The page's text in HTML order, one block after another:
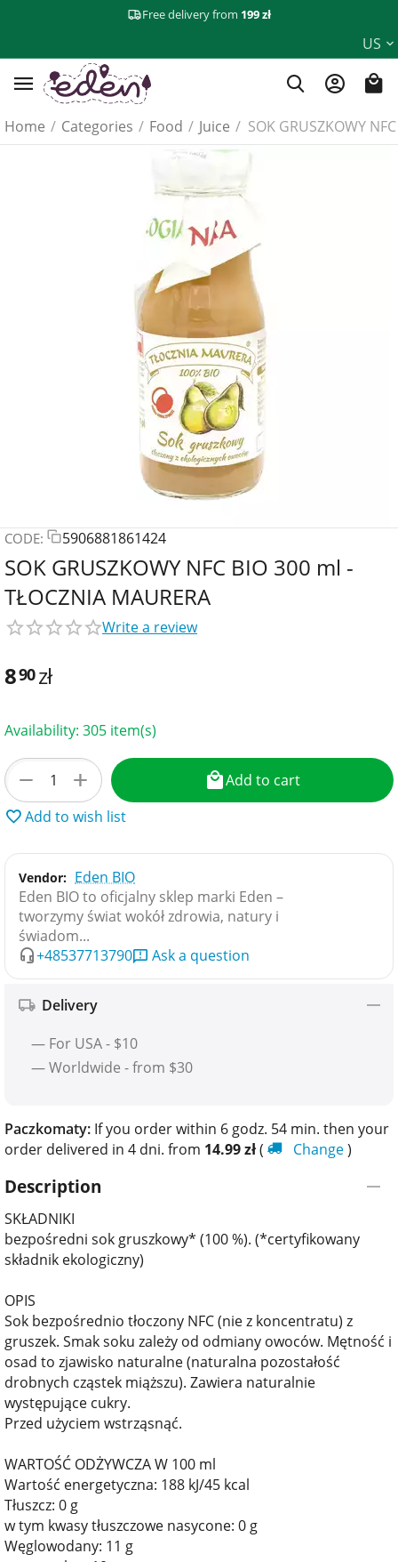
Free delivery from 199 zł
US
Home / Categories / Food / Juice / SOK GRUSZKOWY
CODE: 5906881861424
SOK GRUSZKOWY NFC BIO 300 ml -
TŁOCZNIA MAURERA
Write a review
890zł
Availability: 305 item(s)
+
−
Add to cart
Add to wish list
Vendor: Eden BIO
Eden BIO to oficjalny sklep marki Eden –
tworzymy świat wokół zdrowia, natury i
świadom...
+48537713790
Ask a question
Delivery
— For USA - $10
— Worldwide - from $30
Paczkomaty: If you order within 6 godz. 54 min. then your
order delivered in 4 dni. from 14.99zł( Change)
Description
SKŁADNIKI
bezpośredni sok gruszkowy* (100 %). (*certyfikowany
składnik ekologiczny)
OPIS
Sok bezpośrednio tłoczony NFC (nie z koncentratu) z
gruszek. Smak soku zależy od odmiany owoców. Mętność i
osad to zjawisko naturalne (naturalna pozostałość
drobnych cząstek miąższu). Zawiera naturalnie
występujące cukry.
Przed użyciem wstrząsnąć.
WARTOŚĆ ODŻYWCZA W 100 ml
Wartość energetyczna: 188 kJ/45 kcal
Tłuszcz: 0 g
w tym kwasy tłuszczowe nasycone: 0 g
Węglowodany: 11 g